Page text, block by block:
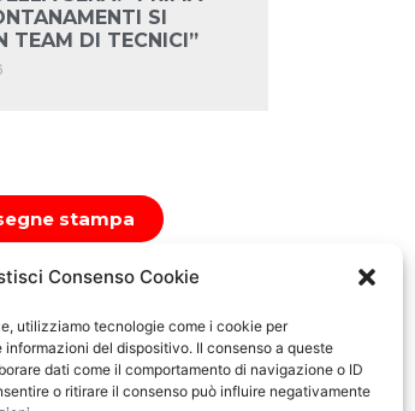
Consenso Cookie
utilizziamo tecnologie come i cookie per
del dispositivo. Il consenso a queste
dati come il comportamento di navigazione o ID
o ritirare il consenso può influire negativamente
SI
TEAM DI TECNICI”
stampa